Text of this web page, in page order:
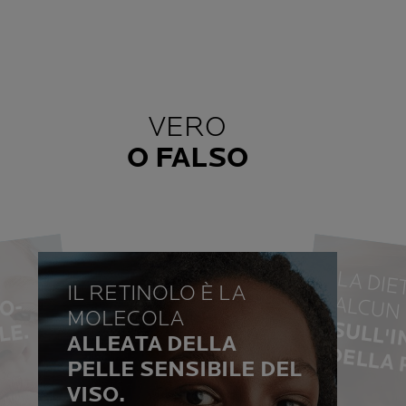
VERO
O FALSO
IL RETINOLO È LA
MOLECOLA
ALLEATA DELLA
PELLE SENSIBILE DEL
VISO.
VERO
LA
ELLA
FALSO